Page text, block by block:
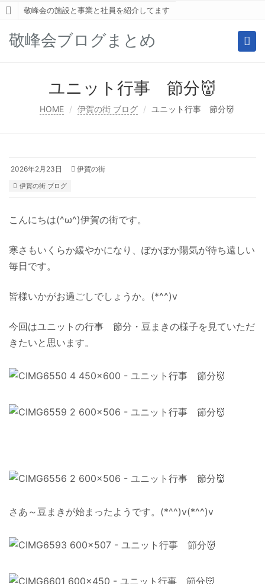
敬峰会の施設と事業と社員を紹介してます
敬峰会ブログまとめ
ユニット行事 節分👹
HOME 伊賀の街 ブログ ユニット行事 節分👹
2026年2月23日 伊賀の街
伊賀の街 ブログ
こんにちは(^ω^)伊賀の街です。
寒さもいくらか緩やかになり、ぽかぽか陽気が待ち遠しい
毎日です。
皆様いかがお過ごしでしょうか。(*^^)v
今回はユニットの行事 節分・豆まきの様子を見ていただ
きたいと思います。
さあ～豆まきが始まったようです。(*^^)v(*^^)v